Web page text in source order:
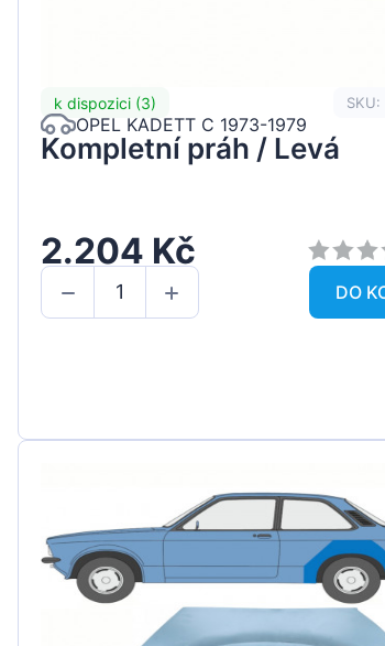
k dispozici (3)
OPEL KADETT C 1973-1979
Kompletní práh / Levá
2.204 Kč
DO